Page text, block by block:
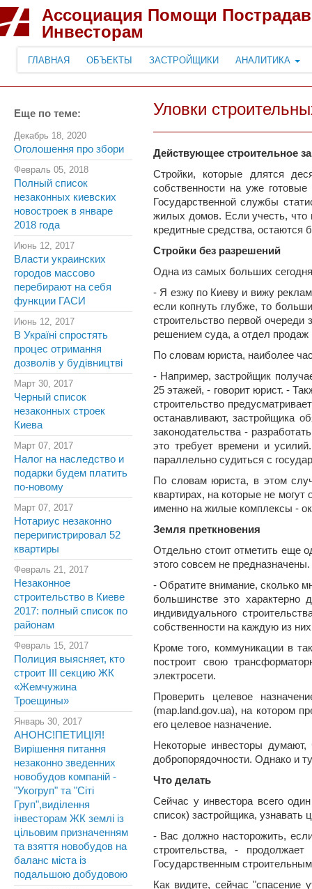
Ассоциация Помощи
Инвесторам
ГЛАВНАЯ ОБЪЕКТЫ ЗАСТРОЙЩИКИ АНАЛИТИКА
Еще по теме:
Декабрь 18, 2020
Оголошення про збори
Февраль 05, 2018
Полный список
незаконных киевских
новостроек в январе
2018 года
Июнь 12, 2017
Власти украинских
городов массово
перебирают на себя
функции ГАСИ
Июнь 12, 2017
В Україні спростять
процес отримання
дозволів у будівництві
Март 30, 2017
Черный список
незаконных строек
Киева
Март 07, 2017
Налог на наследство и
подарки будем платить
по-новому
Март 07, 2017
Нотариус незаконно
переригистрировал 52
квартиры
Февраль 21, 2017
Незаконное
строительство в Киеве
2017: полный список по
районам
Февраль 15, 2017
Полиция выясняет, кто
строит III секцию ЖК
«Жемчужина
Троещины»
Январь 30, 2017
АНОНС!ПЕТИЦІЯ!
Вирішення питання
незаконно зведенних
новобудов компаній -
"Укогруп" та "Сіті
Груп",виділення
інвесторам ЖК землі із
цільовим призначенням
та взяття новобудов на
баланс міста із
подальшою добудовою
Уловки
Действующее строительное
Стройки, которые длятся
собственности на уже
Государственной службы
жилых домов. Если учесть, что
кредитные средства, остаются
Стройки без разрешений
Одна из самых больших
- Я езжу по Киеву и вижу
если копнуть глубже, то
строительство первой
решением суда, а отдел
По словам юриста, наиболее
- Например, застройщик
25 этажей, - говорит юрист. -
строительство
останавливают, застройщика
законодательства -
это требует времени и
параллельно судиться с
По словам юриста, в этом
квартирах, на которые не
именно на жилые комплексы -
Земля преткновения
Отдельно стоит отметить еще
этого совсем не предназначены.
- Обратите внимание, сколько
большинстве это характерно
индивидуального
собственности на каждую из
Кроме того, коммуникации в
построит свою
электросети.
Проверить целевое
(map.land.gov.ua), на котором
его целевое назначение.
Некоторые инвесторы думают,
добропорядочности. Однако и
Что делать
Сейчас у инвестора всего
список) застройщика,
- Вас должно насторожить,
строительства, -
Государственным
Как видите, сейчас "спасение